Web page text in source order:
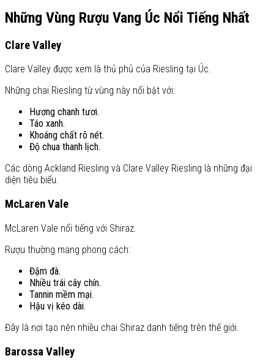
Những Vùng Rượu Vang Úc Nổi Tiếng Nhất
Clare Valley
Clare Valley được xem là thủ phủ của Riesling tại Úc.
Những chai Riesling từ vùng này nổi bật với:
Hương chanh tươi.
Táo xanh.
Khoáng chất rõ nét.
Độ chua thanh lịch.
Các dòng Ackland Riesling và Clare Valley Riesling là những đại
diện tiêu biểu.
McLaren Vale
McLaren Vale nổi tiếng với Shiraz.
Rượu thường mang phong cách:
Đậm đà.
Nhiều trái cây chín.
Tannin mềm mại.
Hậu vị kéo dài.
Đây là nơi tạo nên nhiều chai Shiraz danh tiếng trên thế giới.
Barossa Valley